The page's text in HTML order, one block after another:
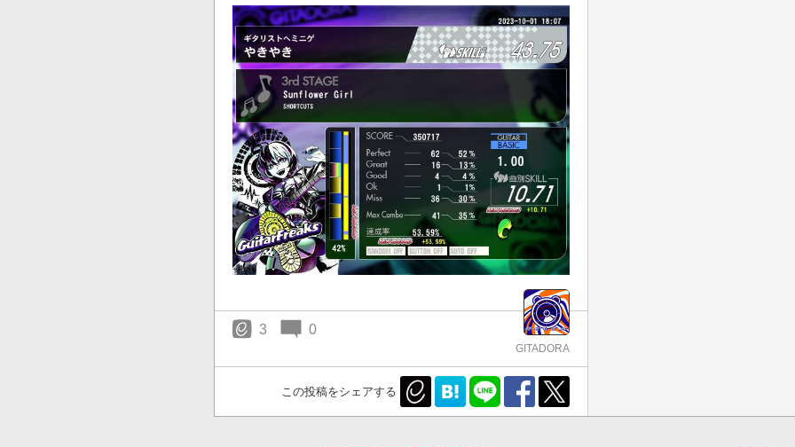
3 0
GITADORA
この投稿をシェアする